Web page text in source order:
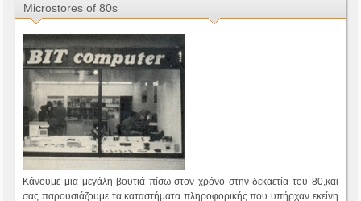
Microstores of 80s
Κάνουμε μια μεγάλη βουτιά πίσω στον χρόνο στην δεκαετία του 80,και
σας παρουσιάζουμε τα καταστήματα πληροφορικής που υπήρχαν εκείνη